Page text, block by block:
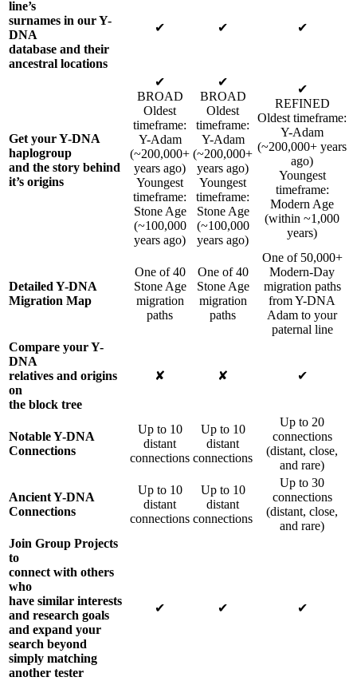
line’s
surnames in our Y-
DNA
database and their
ancestral locations
✔ ✔ ✔
Get your Y-DNA
haplogroup
and the story behind
it’s origins
✔
BROAD
Oldest
timeframe:
Y-Adam
(~200,000+
years ago)
Youngest
timeframe:
Stone Age
(~100,000
years ago)
✔
BROAD
Oldest
timeframe:
Y-Adam
(~200,000+
years ago)
Youngest
timeframe:
Stone Age
(~100,000
years ago)
✔
REFINED
Oldest timeframe:
Y-Adam
(~200,000+ years
ago)
Youngest
timeframe:
Modern Age
(within ~1,000
years)
Detailed Y-DNA
Migration Map
One of 40
Stone Age
migration
paths
One of 40
Stone Age
migration
paths
One of 50,000+
Modern-Day
migration paths
from Y-DNA
Adam to your
paternal line
Compare your Y-
DNA
relatives and origins
on
the block tree
✘ ✘ ✔
Notable Y-DNA
Connections
Up to 10
distant
connections
Up to 10
distant
connections
Up to 20
connections
(distant, close,
and rare)
Ancient Y-DNA
Connections
Up to 10
distant
connections
Up to 10
distant
connections
Up to 30
connections
(distant, close,
and rare)
Join Group Projects
to
connect with others
who
have similar interests
and research goals
and expand your
search beyond
simply matching
another tester
✔ ✔ ✔